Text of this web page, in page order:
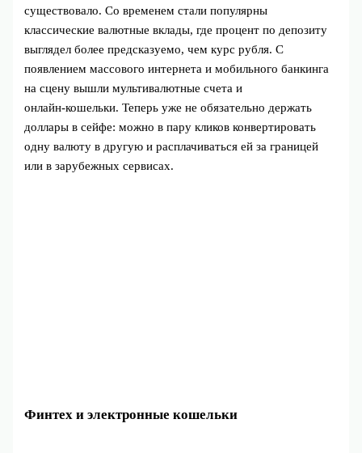
существовало. Со временем стали популярны
классические валютные вклады, где процент по депозиту
выглядел более предсказуемо, чем курс рубля. С
появлением массового интернета и мобильного банкинга
на сцену вышли мультивалютные счета и
онлайн‑кошельки. Теперь уже не обязательно держать
доллары в сейфе: можно в пару кликов конвертировать
одну валюту в другую и расплачиваться ей за границей
или в зарубежных сервисах.
Финтех и электронные кошельки